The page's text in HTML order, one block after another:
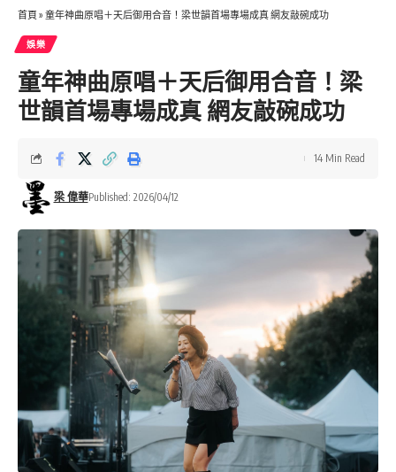
首頁 » 童年神曲原唱＋天后御用合音！梁世韻首場專場成真 網友敲碗成功
娛樂
童年神曲原唱＋天后御用合音！梁
世韻首場專場成真 網友敲碗成功
梁 偉華Published: 2026/04/12
14 Min Read